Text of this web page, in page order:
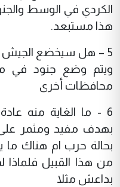
الكردي في الوسط
هذا مستبعد.
5 – هل سيخضع الجيش
ويتم وضع جنود في
محافظات أخرى
6 - ما الغاية منه
بهدف مفيد ومثمر
بحالة حرب ام هناك ما
من هذا القبيل فلماذا
بداعش مثلا